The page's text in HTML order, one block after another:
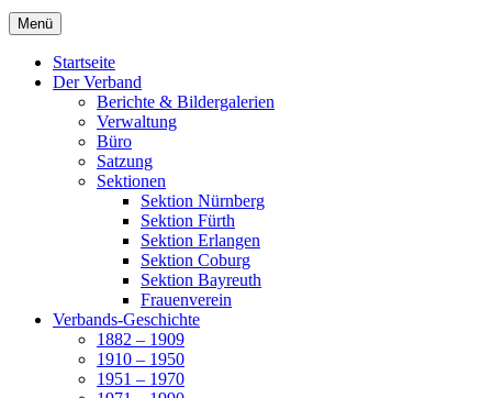
Menü
Startseite
Der Verband
Berichte & Bildergalerien
Verwaltung
Büro
Satzung
Sektionen
Sektion Nürnberg
Sektion Fürth
Sektion Erlangen
Sektion Coburg
Sektion Bayreuth
Frauenverein
Verbands-Geschichte
1882 – 1909
1910 – 1950
1951 – 1970